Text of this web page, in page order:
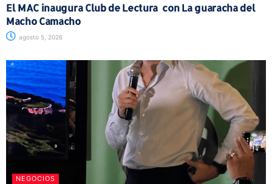
El MAC inaugura Club de Lectura con La guaracha del
Macho Camacho
agosto 5, 2026
NEGOCIOS